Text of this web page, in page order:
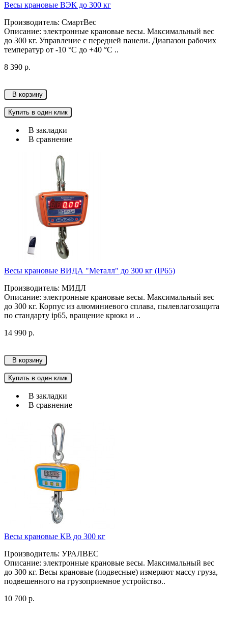
Весы крановые ВЭК до 300 кг
Производитель: СмартВес
Описание: электронные крановые весы. Максимальный вес
до 300 кг. Управление с передней панели. Диапазон рабочих
температур от -10 °C до +40 °C ..
8 390 р.
В корзину
Купить в один клик
В закладки
В сравнение
Весы крановые ВИДА "Металл" до 300 кг (IP65)
Производитель: МИДЛ
Описание: электронные крановые весы. Максимальный вес
до 300 кг. Корпус из алюминиевого сплава, пылевлагозащита
по стандарту ip65, вращение крюка и ..
14 990 р.
В корзину
Купить в один клик
В закладки
В сравнение
Весы крановые КВ до 300 кг
Производитель: УРАЛВЕС
Описание: электронные крановые весы. Максимальный вес
до 300 кг. Весы крановые (подвесные) измеряют массу груза,
подвешенного на грузоприемное устройство..
10 700 р.